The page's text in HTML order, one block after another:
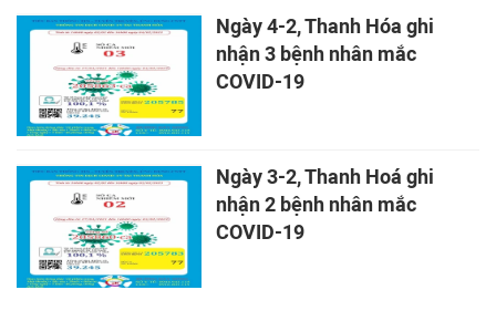
Ngày 4-2, Thanh Hóa ghi
nhận 3 bệnh nhân mắc
COVID-19
Ngày 3-2, Thanh Hoá ghi
nhận 2 bệnh nhân mắc
COVID-19